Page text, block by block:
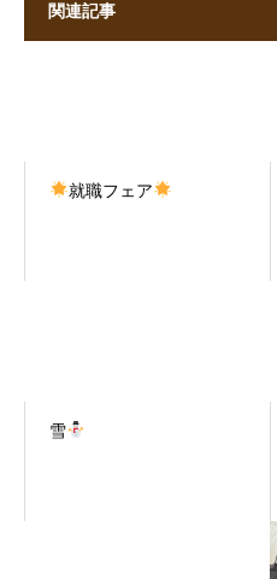
関連記事
就職フェア
雪